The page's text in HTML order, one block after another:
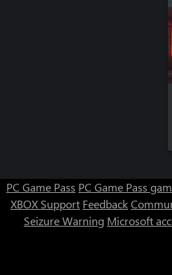
PC Game Pass PC Game Pass
XBOX Support Feedback
Seizure Warning Microsoft